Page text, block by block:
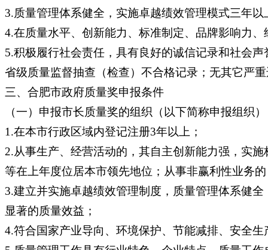
3.质量管理体系健全，实施卓越绩效管理模式三年
4.在质量水平、创新能力、标准制定、品牌影响力
5.积极履行社会责任，具有良好的诚信记录和社会
省级质量监督抽查（检查）不合格记录；无其它严
三、合肥市政府质量奖申报条件
（一）申报市长质量奖的组织（以下简称申报组织
1.在本市行政区域内登记注册3年以上；
2.从事生产、经营活动的，其自主创新能力强，实
等在上年度位居本市领先地位；从事非赢利性业务
3.建立并实施卓越绩效管理制度，质量管理体系健
显著的质量效益；
4.符合国家产业导向、环境保护、节能减排、安全